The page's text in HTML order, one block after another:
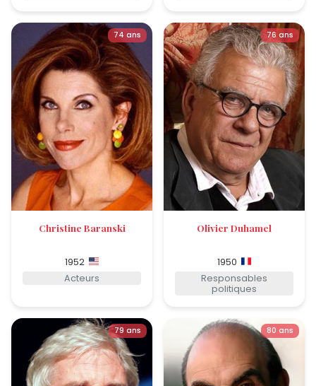
74 ans
Christine Baranski
1952
Acteurs
76 ans
Olivier Duhamel
1950
Responsables
politiques
79 ans 80 ans